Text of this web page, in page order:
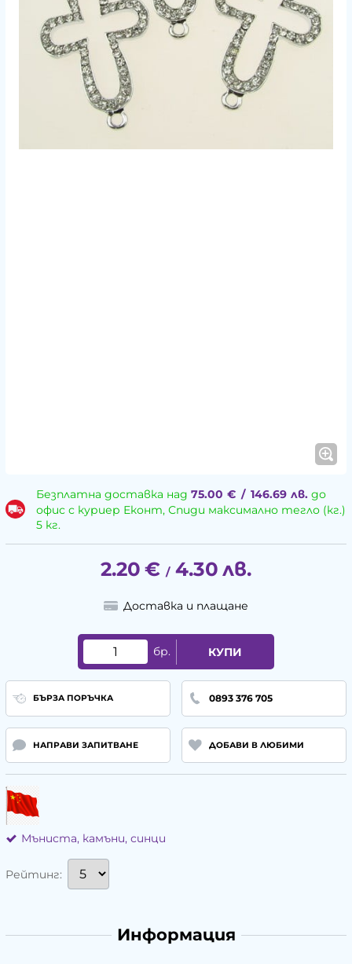
Безплатна доставка над 75.00 € / 146.69 лв.до
офис с куриер Еконт, Спиди максимално тегло (кг.)
5 кг.
2.20 € / 4.30 лв.
Доставка и плащане
бр. КУПИ
БЪРЗА ПОРЪЧКА 0893 376 705
НАПРАВИ ЗАПИТВАНЕ ДОБАВИ В ЛЮБИМИ
Мъниста, камъни, синци
Рейтинг:
Информация